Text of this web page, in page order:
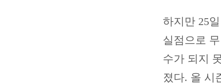
하지만 25
실점으로
수가 되지
졌다. 올 시